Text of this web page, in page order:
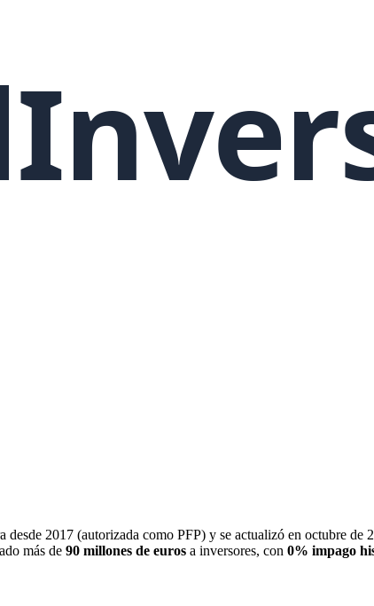
2017 (autorizada como PFP) y se actualizó en octubre de
más de 90 millones de euros a inversores, con 0% impago